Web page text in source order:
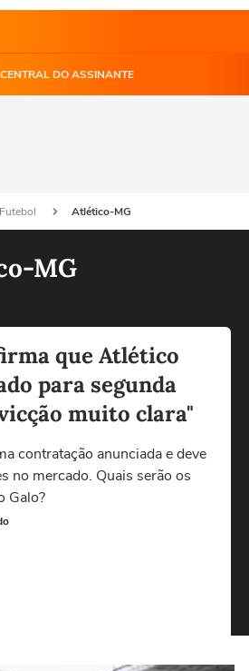
CENTRAL DO ASSINANTE
Futebol Atlético-MG
MG
que Atlético
para segunda
muito clara"
contratação anunciada e deve
no mercado. Quais serão os
Galo?